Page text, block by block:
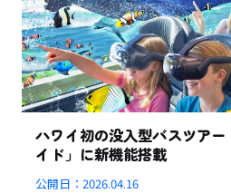
ハワイ初の没入型バスツア
イド」に新機能搭載
公開日：2026.04.16